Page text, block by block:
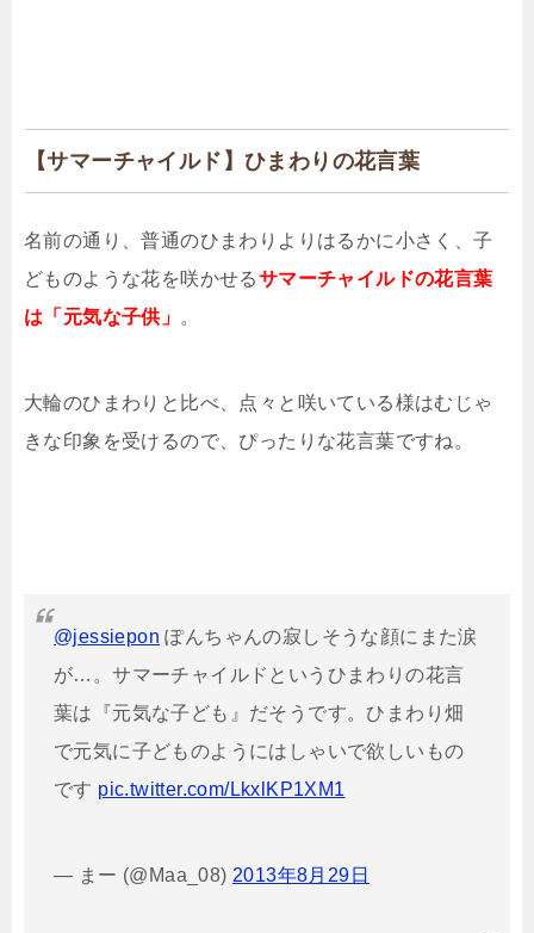
【サマーチャイルド】ひまわりの花言葉
名前の通り、普通のひまわりよりはるかに小さく、子
どものような花を咲かせるサマーチャイルドの花言葉
は「元気な子供」 。
大輪のひまわりと比べ、点々と咲いている様はむじゃ
きな印象を受けるので、ぴったりな花言葉ですね。
@jessiepon ぽんちゃんの寂しそうな顔にまた涙
が…。サマーチャイルドというひまわりの花言
葉は『元気な子ども』だそうです。ひまわり畑
で元気に子どものようにはしゃいで欲しいもの
です pic.twitter.com/LkxlKP1XM1
— まー (@Maa_08) 2013年8月29日